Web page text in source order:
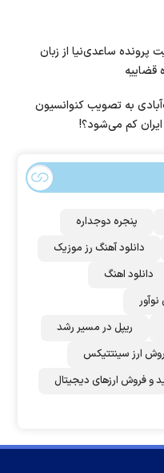
پرونده ساعدی‌نیا از زبان
به تصویب کنوانسیون
کم می‌شود؟!
پنجره دوجداره
دانلود آهنگ رز‌ موزیک
دانلود اهنگ
ریپل در مسیر رشد
ارز سینتتیکس
و فروش ارزهای دیجیتال